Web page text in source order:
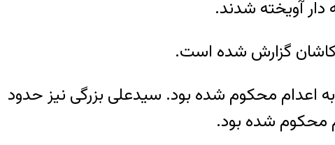
اعدام محکوم شده بود. سیدعلی بزرگی نیز حدود
محکوم شده بود.